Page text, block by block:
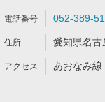
052-389-
愛知県名古
あおなみ